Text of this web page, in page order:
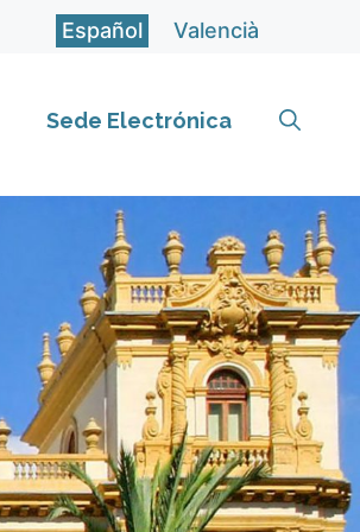
Español Valencià
Sede Electrónica